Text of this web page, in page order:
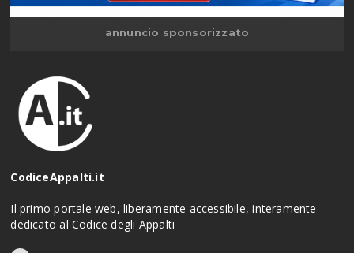
annuncio sponsorizzato
CodiceAppalti.it
Il primo portale web, liberamente accessibile, interamente
dedicato al Codice degli Appalti